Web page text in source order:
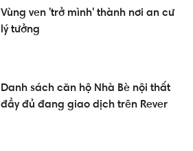
Vùng ven 'trở mình' thành nơi an cư
lý tưởng
Danh sách căn hộ Nhà Bè nội thất
đầy đủ đang giao dịch trên Rever